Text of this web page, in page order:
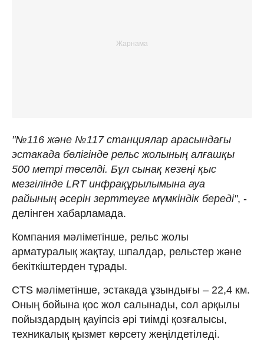
"№116 және №117 станциялар арасындағы
эстакада бөлігінде рельс жолының алғашқы
500 метрі төселді. Бұл сынақ кезеңі қыс
мезгілінде LRT инфрақұрылымына ауа
райының әсерін зерттеуге мүмкіндік береді", -
делінген хабарламада.
Компания мәліметінше, рельс жолы
арматуралық жақтау, шпалдар, рельстер және
бекіткіштерден тұрады.
CTS мәліметінше, эстакада ұзындығы – 22,4 км.
Оның бойына қос жол салынады, сол арқылы
пойыздардың қауіпсіз әрі тиімді қозғалысы,
техникалық қызмет көрсету жеңілдетіледі.